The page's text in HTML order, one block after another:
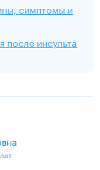
симптомы и
после инсульта